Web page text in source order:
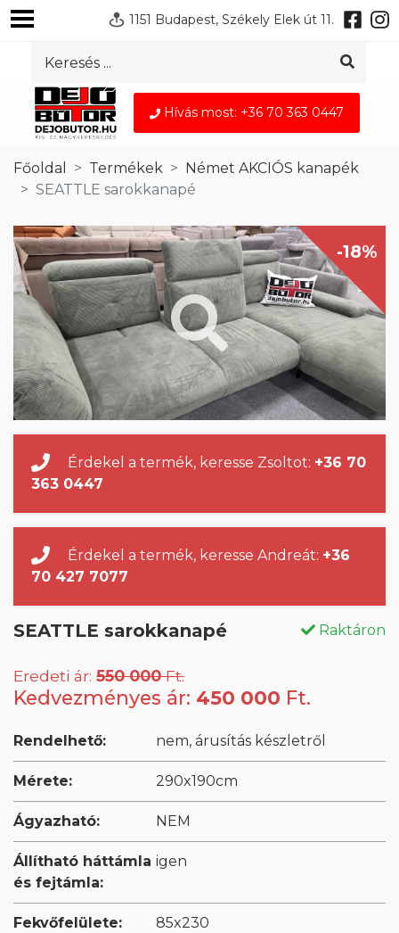
1151 Budapest, Székely Elek út 11.
Hívás most: +36 70 363 0447
Főoldal Termékek
Német AKCIÓS kanapék
SEATTLE sarokkanapé
-18%
Érdekel a termék, keresse Zsoltot: +36 70
363 0447
Érdekel a termék, keresse Andreát: +36
70 427 7077
SEATTLE sarokkanapé Raktáron
Eredeti ár: 550 000Ft.
Kedvezményes ár: 450 000 Ft.
Rendelhető: nem, árusítás készletről
Mérete: 290x190cm
Ágyazható: NEM
Állítható háttámla
és fejtámla:
igen
Fekvőfelülete: 85x230